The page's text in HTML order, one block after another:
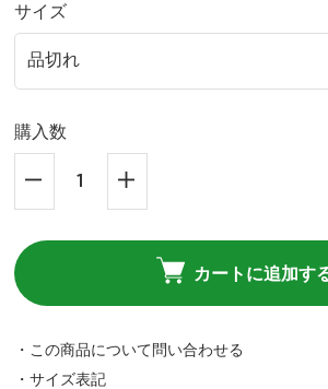
サイズ
購入数
カートに追加す
・この商品について問い合わせる
・サイズ表記